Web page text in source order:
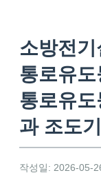
소방전
통로유
통로유
과 조도
작성일: 2026-05-